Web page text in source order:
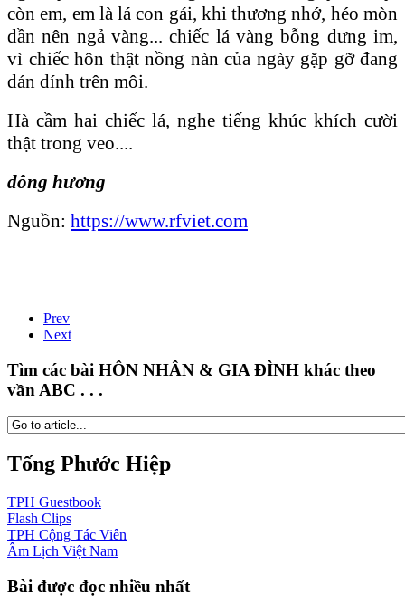
còn em, em là lá con gái, khi thương nhớ, héo mòn
dần nên ngả vàng... chiếc lá vàng bỗng dưng im,
vì chiếc hôn thật nồng nàn của ngày gặp gỡ đang
dán dính trên môi.
Hà cầm hai chiếc lá, nghe tiếng khúc khích cười
thật trong veo....
đông hương
Nguồn: https://www.rfviet.com
Prev
Next
Tìm các bài HÔN NHÂN & GIA ĐÌNH khác theo
vần ABC . . .
Tống Phước Hiệp
TPH Guestbook
Flash Clips
TPH Cộng Tác Viên
Âm Lịch Việt Nam
Bài được đọc nhiều nhất